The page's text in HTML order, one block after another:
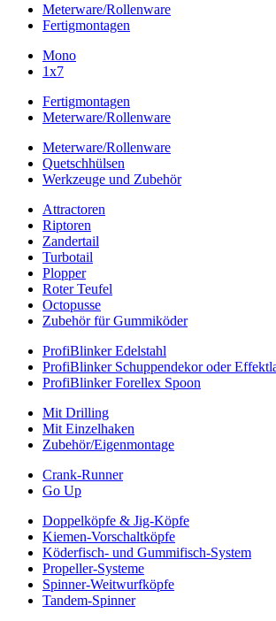
Meterware/Rollenware
Fertigmontagen
Mono
1x7
Fertigmontagen
Meterware/Rollenware
Meterware/Rollenware
Quetschhülsen
Werkzeuge und Zubehör
Attractoren
Riptoren
Zandertail
Turbotail
Plopper
Roter Teufel
Octopusse
Zubehör für Gummiköder
ProfiBlinker Edelstahl
ProfiBlinker Schuppendekor oder
ProfiBlinker Forellex Spoon
Mit Drilling
Mit Einzelhaken
Zubehör/Eigenmontage
Crank-Runner
Go Up
Doppelköpfe & Jig-Köpfe
Kiemen-Vorschaltköpfe
Köderfisch- und Gummifisch-System
Propeller-Systeme
Spinner-Weitwurfköpfe
Tandem-Spinner